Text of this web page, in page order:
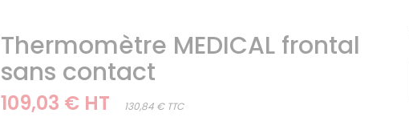
Thermomètre MEDICAL frontal
sans contact
109,03 € HT 130,84 € TTC